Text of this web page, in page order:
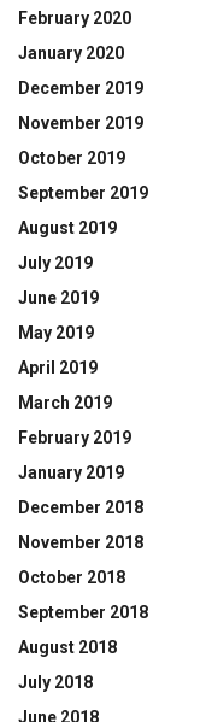
February 2020
January 2020
December 2019
November 2019
October 2019
September 2019
August 2019
July 2019
June 2019
May 2019
April 2019
March 2019
February 2019
January 2019
December 2018
November 2018
October 2018
September 2018
August 2018
July 2018
June 2018